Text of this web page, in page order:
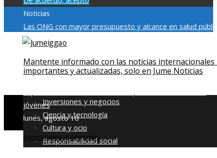
Noticias
Las ONG con mayor presupuesto y alcance en salud
educaciónImpacto económico y social de la estacionalidad
impacto en la regulación bancariaCómo la RSE impulsa el
desarrollo social y ambiental en comunidades chilenas
jóvenes
lunes, agosto 10
Mantente informado con las noticias internacionales
importantes y actualizadas, solo en Jume Noticias
Inversiones y negocios
Ciencia y tecnología
Cultura y ocio
Responsabilidad social
Inversiones y negocios